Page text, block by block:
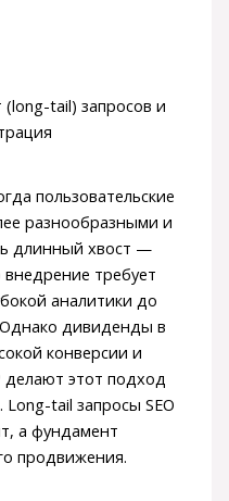
пользовательские
разнообразными и
длинный хвост —
внедрение требует
аналитики до
Однако дивиденды в
конверсии и
делают этот подход
tail запросы SEO
а фундамент
продвижения.